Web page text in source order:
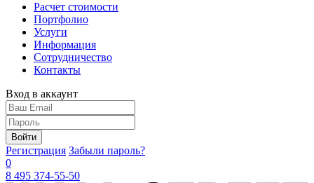
Расчет стоимости
Портфолио
Услуги
Информация
Сотрудничество
Контакты
Вход в аккаунт
Войти
Регистрация Забыли пароль?
0
8 495 374-55-50